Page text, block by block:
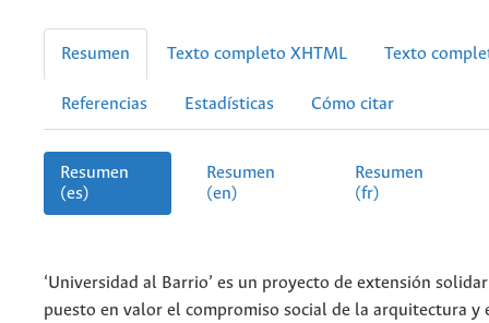
Resumen Texto completo XHTML Texto
Referencias Estadísticas Cómo citar
Resumen
(es)
Resumen
(en)
Resumen
(fr)
‘Universidad al Barrio’ es un proyecto de extensión
puesto en valor el compromiso social de la arquitectura y